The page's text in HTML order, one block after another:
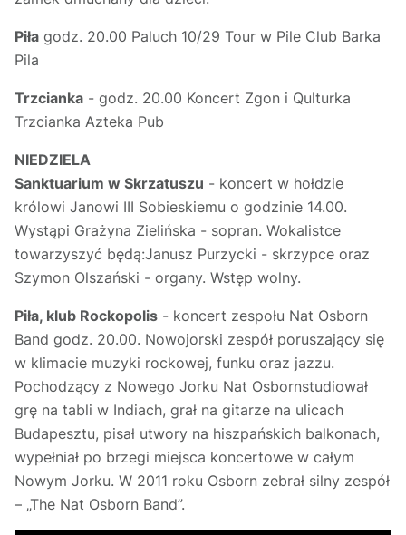
Piła godz. 20.00 Paluch 10/29 Tour w Pile Club Barka
Pila
Trzcianka - godz. 20.00 Koncert Zgon i Qulturka
Trzcianka Azteka Pub
NIEDZIELA
Sanktuarium w Skrzatuszu - koncert w hołdzie
królowi Janowi III Sobieskiemu o godzinie 14.00.
Wystąpi Grażyna Zielińska - sopran. Wokalistce
towarzyszyć będą:Janusz Purzycki - skrzypce oraz
Szymon Olszański - organy. Wstęp wolny.
Piła, klub Rockopolis - koncert zespołu Nat Osborn
Band godz. 20.00. Nowojorski zespół poruszający się
w klimacie muzyki rockowej, funku oraz jazzu.
Pochodzący z Nowego Jorku Nat Osbornstudiował
grę na tabli w Indiach, grał na gitarze na ulicach
Budapesztu, pisał utwory na hiszpańskich balkonach,
wypełniał po brzegi miejsca koncertowe w całym
Nowym Jorku. W 2011 roku Osborn zebrał silny zespół
– „The Nat Osborn Band”.